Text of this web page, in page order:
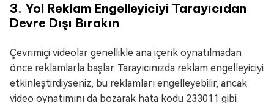
3. Yol Reklam Engelleyiciyi Tarayıcıdan
Devre Dışı Bırakın
Çevrimiçi videolar genellikle ana içerik oynatılmadan
önce reklamlarla başlar. Tarayıcınızda reklam engelleyiciyi
etkinleştirdiyseniz, bu reklamları engelleyebilir, ancak
video oynatımını da bozarak hata kodu 233011 gibi